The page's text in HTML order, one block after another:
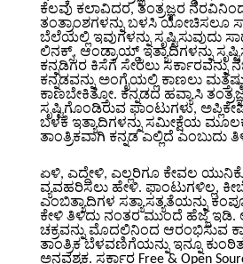
ಕೆಲವು ಕಲಾವಿದರ, ತಂತ್ರಜ್ಞರ ನೆರವಿನಿಂದ,
ತಂತ್ರಾಂಶಗಳನ್ನು ಬಳಸಿ ಯೋಚಿಸಲೂ
ಬೆಲೆಯಲ್ಲಿ ಇವುಗಳನ್ನು ಸೃಷ್ಟಿಸುವುದು
ಲಿನಕ್ಸ್, ಆಂಡ್ರಾಯ್ಡ್ ಇತ್ಯಾದಿಗಳನ್ನು
ಕನ್ನಡಿಗರ ಕಿಸೆಗೆ ಸೇರಲು ಸರ್ಕಾರವನ್ನು
ಕನ್ನಡವನ್ನು ಅಂಗೈಯಲ್ಲಿ ಕಾಣಲು
ಕಾಣಬೇಕಿತ್ತೋ. ಕನ್ನಡದ ಹವ್ಯಾಸಿ
ಸೃಷ್ಟಿಗೊಂಡಿರುವ ಫಾಂಟುಗಳು,
ಬಳಕೆ ಇತ್ಯಾದಿಗಳನ್ನು ಸಮೀಕ್ಷೆಯ
ತಾಂತ್ರಿಕವಾಗಿ ಕನ್ನಡ ಎಲ್ಲಿದೆ ಎಂಬುದು
ಏಳಿ, ಎದ್ದೇಳಿ, ಎಲ್ಲರಿಗೂ ಕೇವಲ
ವ್ಯವಹರಿಸಲು ಹೇಳಿ. ಫಾಂಟುಗಳಿಲ್ಲ,
ಎಂಬಿತ್ಯಾದಿಗಳ ಸತ್ಯಾಸತ್ಯತೆಯನ್ನು
ಕೇಳಿ ತಿಳಿದು ನಂತರ ಮುಂದೆ ಹೆಜ್ಜೆ ಇಡಿ.
ಚಕ್ರವನ್ನು ಮೊದಲಿನಿಂದ ಆರಂಭಿಸುವ
ತಾಂತ್ರಿಕ ಬೆಳವಣಿಗೆಯನ್ನು ಇನ್ನೂ
ಅನವಶ್ಯಕ. ಸರ್ಕಾರ Free & Open